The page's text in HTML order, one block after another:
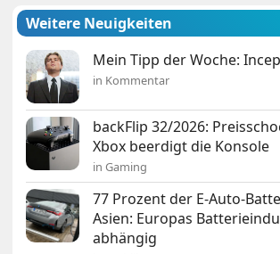
Weitere Neuigkeiten
Mein Tipp der Woche:
in Kommentar
backFlip 32/2026:
Xbox beerdigt die Konsole
in Gaming
77 Prozent der E-Auto-
Asien: Europas
abhängig